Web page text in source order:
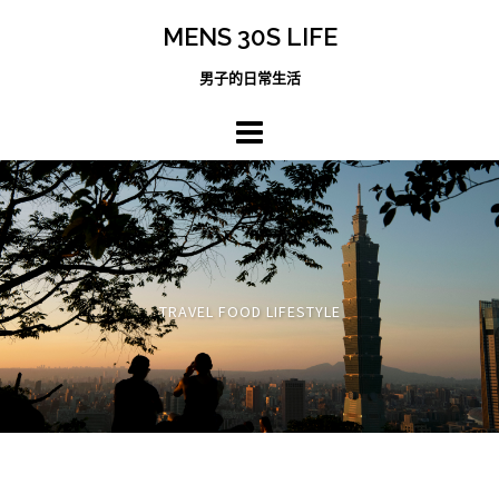
MENS 30S LIFE
男子的日常生活
TRAVEL FOOD LIFESTYLE